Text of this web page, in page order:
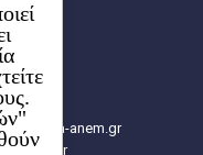
anem.gr
anem.gr